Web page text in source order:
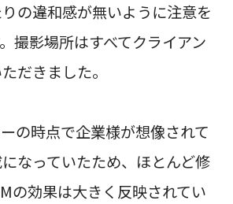
の違和感が無いように注意を
撮影場所はすべてクライアン
だきました。
の時点で企業様が想像されて
なっていたため、ほとんど修
の効果は大きく反映されてい